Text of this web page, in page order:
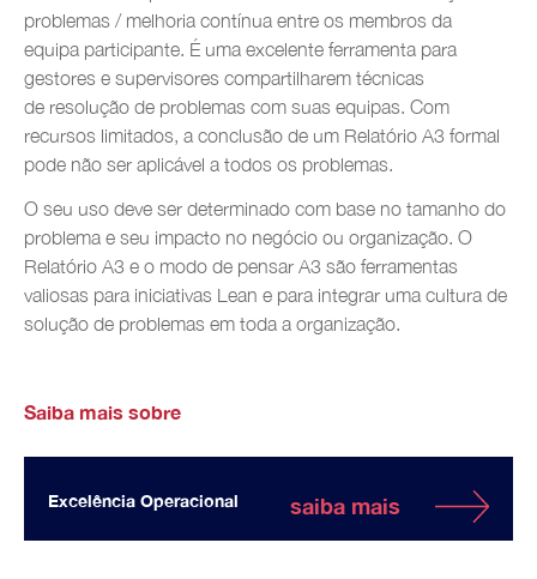
problemas / melhoria contínua entre os membros da
equipa participante. É uma excelente ferramenta para
gestores e supervisores compartilharem técnicas
de resolução de problemas com suas equipas. Com
recursos limitados, a conclusão de um Relatório A3 formal
pode não ser aplicável a todos os problemas.
O seu uso deve ser determinado com base no tamanho do
problema e seu impacto no negócio ou organização. O
Relatório A3 e o modo de pensar A3 são ferramentas
valiosas para iniciativas Lean e para integrar uma cultura de
solução de problemas em toda a organização.
Saiba mais sobre
Excelência Operacional saiba mais